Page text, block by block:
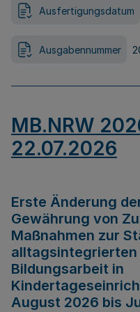
Ausfertigungsdatum
Ausgabennummer
MB.NRW
22.07.2026
Erste Änderung
Gewährung von
Maßnahmen zur
Bildungsarbeit in
August 2026 bis